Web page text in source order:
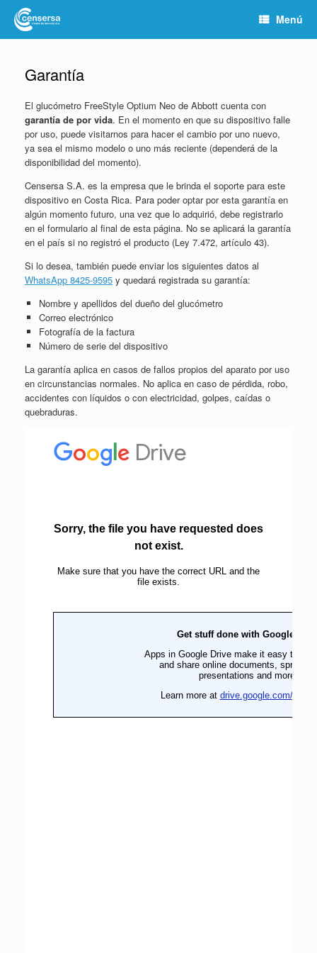
Menú
Garantía
El glucómetro FreeStyle Optium Neo de Abbott cuenta con
garantía de por vida. En el momento en que su dispositivo falle
por uso, puede visitarnos para hacer el cambio por uno nuevo,
ya sea el mismo modelo o uno más reciente (dependerá de la
disponibilidad del momento).
Censersa S.A. es la empresa que le brinda el soporte para este
dispositivo en Costa Rica. Para poder optar por esta garantía en
algún momento futuro, una vez que lo adquirió, debe registrarlo
en el formulario al final de esta página. No se aplicará la garantía
en el país si no registró el producto (Ley 7.472, artículo 43).
Si lo desea, también puede enviar los siguientes datos al
WhatsApp 8425-9595 y quedará registrada su garantía:
Nombre y apellidos del dueño del glucómetro
Correo electrónico
Fotografía de la factura
Número de serie del dispositivo
La garantía aplica en casos de fallos propios del aparato por uso
en circunstancias normales. No aplica en caso de pérdida, robo,
accidentes con líquidos o con electricidad, golpes, caídas o
quebraduras.